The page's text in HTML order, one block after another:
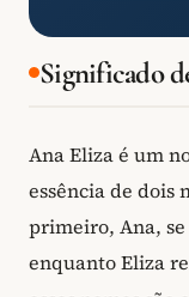
Significado
Ana Eliza é um
essência de dois
primeiro, Ana,
enquanto Eliza